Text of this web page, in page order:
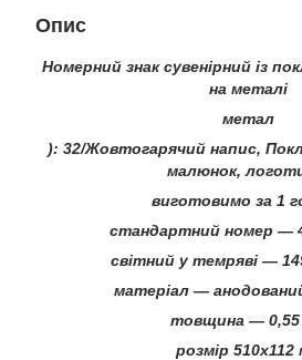
Опис
Номерний знак сувенірний із
на металі
метал
): 32/Жовтогарячий напис,
малюнок,
виготовимо за 1
стандартний номер —
світний у темряві —
матеріал —
товщина —
розмір 510х112